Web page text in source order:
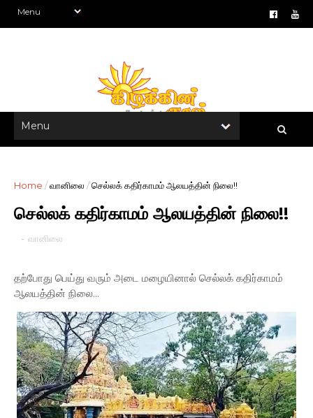
Home /வானிலை /செல்லக் கதிர்காமம் ஆலயத்தின் நிலை!!
செல்லக் கதிர்காமம் ஆலயத்தின் நிலை!!
- வானிலை
தற்போது பெய்து வரும் அடை மழையினால் செல்லக் கதிர்காமம்
ஆலயத்தின் நிலை...